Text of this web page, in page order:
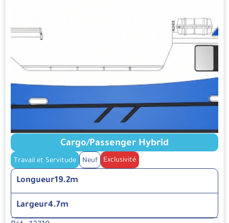
Cargo/Passenger Hybrid
Travail et Servitude Neuf Exclusivité
Longueur19.2m
Largeur4.7m